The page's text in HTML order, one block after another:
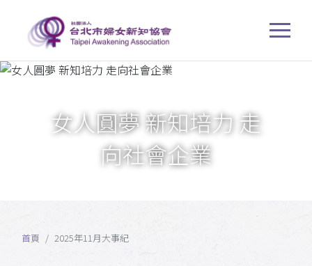
女人圓夢 新知培力 走
向社會企業
首頁 2025年11月大事紀